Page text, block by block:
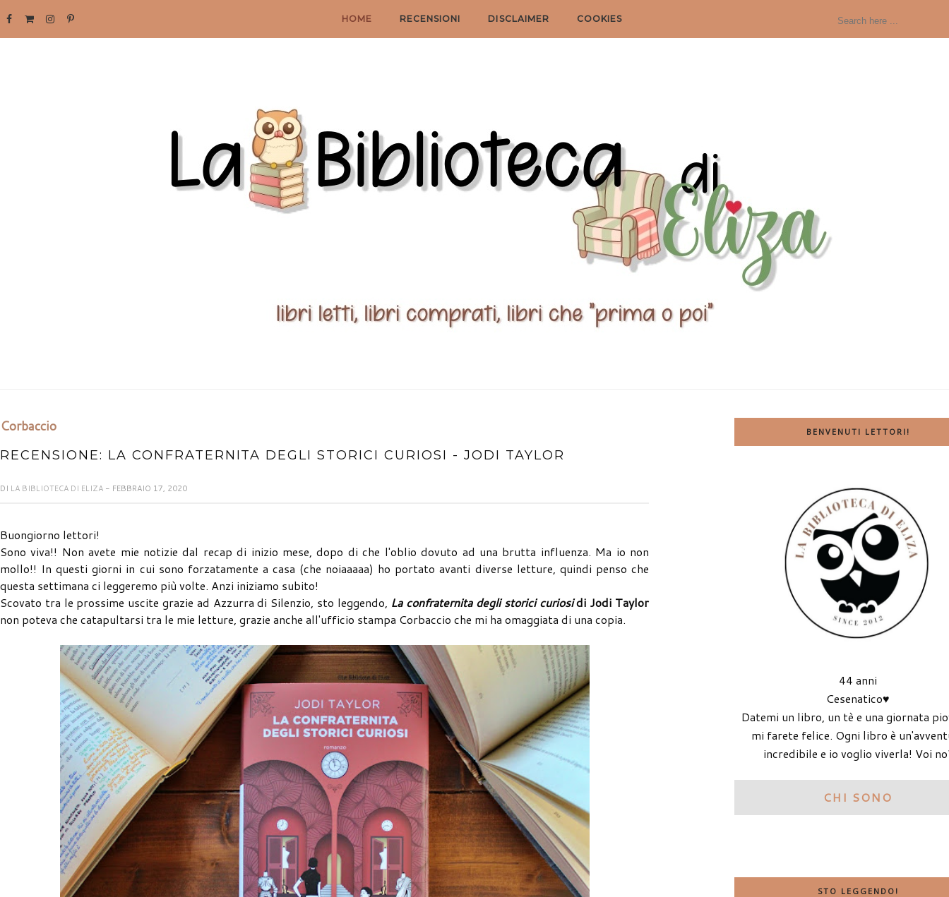
HOME RECENSIONI DISCLAIMER COOKIES
Corbaccio
RECENSIONE: LA CONFRATERNITA DEGLI STORICI CURIOSI - JODI TAYLOR
DI LA BIBLIOTECA DI ELIZA - FEBBRAIO 17, 2020
Buongiorno lettori!
Sono viva!! Non avete mie notizie dal recap di inizio mese, dopo di che l'oblio dovuto ad una brutta influenza. Ma io non
mollo!! In questi giorni in cui sono forzatamente a casa (che noiaaaaa) ho portato avanti diverse letture, quindi penso che
questa settimana ci leggeremo più volte. Anzi iniziamo subito!
Scovato tra le prossime uscite grazie ad Azzurra di Silenzio, sto leggendo, La confraternita degli storici curiosidi Jodi Taylor
non poteva che catapultarsi tra le mie letture, grazie anche all'ufficio stampa Corbaccio che mi ha omaggiata di una copia.
BENVENUTI LETTORI!
44 anni
Cesenatico♥
Datemi un libro, un tè e una giornata
mi farete felice. Ogni libro è
incredibile e io voglio viverla! Voi
CHI SONO
STO LEGGENDO!